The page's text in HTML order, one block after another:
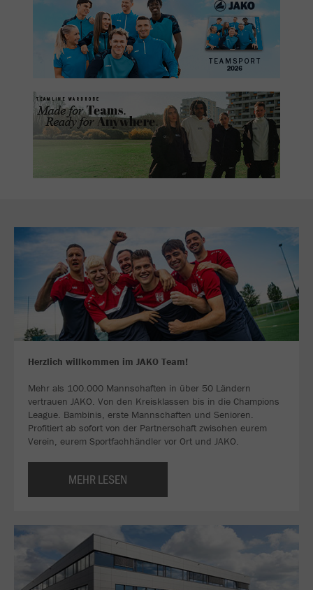
Herzlich willkommen im JAKO Team!
Mehr als 100.000 Mannschaften in über 50 Ländern
vertrauen JAKO. Von den Kreisklassen bis in die Champions
League. Bambinis, erste Mannschaften und Senioren.
Profitiert ab sofort von der Partnerschaft zwischen eurem
Verein, eurem Sportfachhändler vor Ort und JAKO.
MEHR LESEN